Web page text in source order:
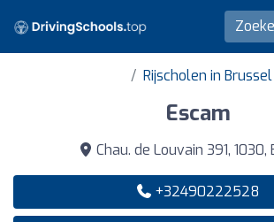
Rijscholen in Brussel
Escam
Chau. de Louvain 391, 1030,
+32490222528